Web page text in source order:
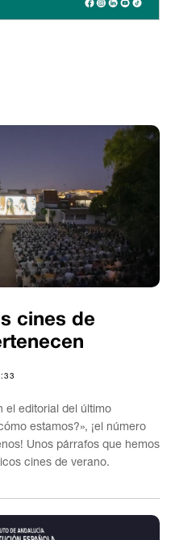
cines de
el editorial del último
estamos?», ¡el número
Unos párrafos que hemos
cines de verano.